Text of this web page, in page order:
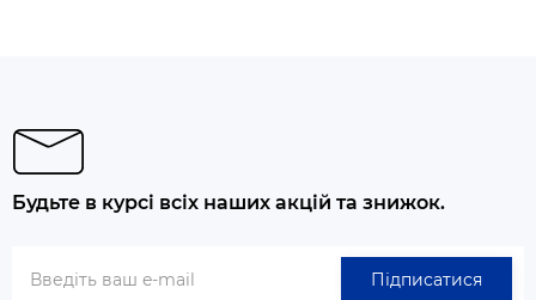
Будьте в курсі всіх наших акцій та знижок.
Підписатися